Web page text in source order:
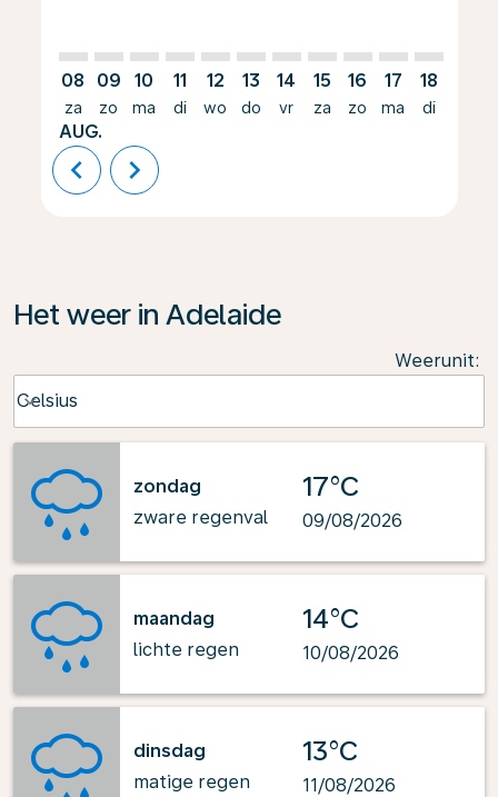
08
za
AUG.
09
zo
10
ma
11
di
12
wo
13
do
14
vr
15
za
16
zo
17
ma
18
di
chevron_left chevron_right
Het weer in Adelaide
Weerunit:
Celsius
keyboard_arrow_down
zondag
zware regenval
17°C
09/08/2026
maandag
lichte regen
14°C
10/08/2026
dinsdag
matige regen
13°C
11/08/2026